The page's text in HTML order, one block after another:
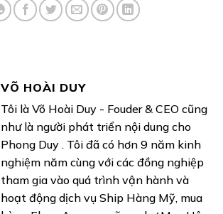
VÕ HOÀI DUY
Tôi là Võ Hoài Duy - Fouder & CEO cũng
như là người phát triển nội dung cho
Phong Duy . Tôi đã có hơn 9 năm kinh
nghiệm năm cùng với các đồng nghiệp
tham gia vào quá trình vận hành và
hoạt động dịch vụ Ship Hàng Mỹ, mua